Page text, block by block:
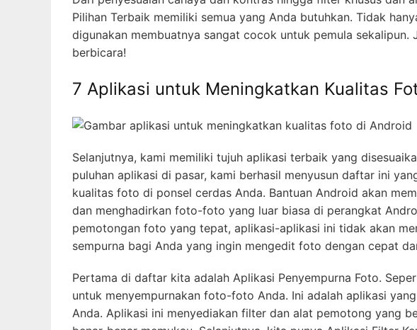
Pilihan Terbaik memiliki semua yang Anda butuhkan. Tidak
digunakan membuatnya sangat cocok untuk pemula
berbicara!
7 Aplikasi untuk Meningkatkan Kualitas
Selanjutnya, kami memiliki tujuh aplikasi terbaik yang
puluhan aplikasi di pasar, kami berhasil menyusun daftar ini
kualitas foto di ponsel cerdas Anda. Bantuan Android akan
dan menghadirkan foto-foto yang luar biasa di perangkat
pemotongan foto yang tepat, aplikasi-aplikasi ini tidak akan
sempurna bagi Anda yang ingin mengedit foto dengan cepat
Pertama di daftar kita adalah Aplikasi Penyempurna Foto.
untuk menyempurnakan foto-foto Anda. Ini adalah aplikasi
Anda. Aplikasi ini menyediakan filter dan alat pemotong yang